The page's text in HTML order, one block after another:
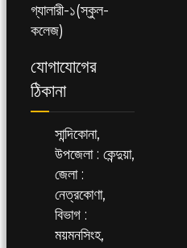
গ্যালারী-১(স্কুল-
কলেজ)
যোগাযোগের
ঠিকানা
সান্দিকোনা,
উপজেলা : কেন্দুয়া,
জেলা :
নেত্রকোণা,
বিভাগ :
ময়মনসিংহ,